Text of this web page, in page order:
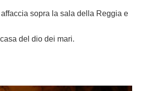
sopra la sala della Reggia e
del dio dei mari.